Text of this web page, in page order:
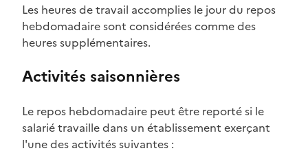
Les heures de travail accomplies le jour du repos
hebdomadaire sont considérées comme des
heures supplémentaires.
Activités saisonnières
Le repos hebdomadaire peut être reporté si le
salarié travaille dans un établissement exerçant
l'une des activités suivantes :